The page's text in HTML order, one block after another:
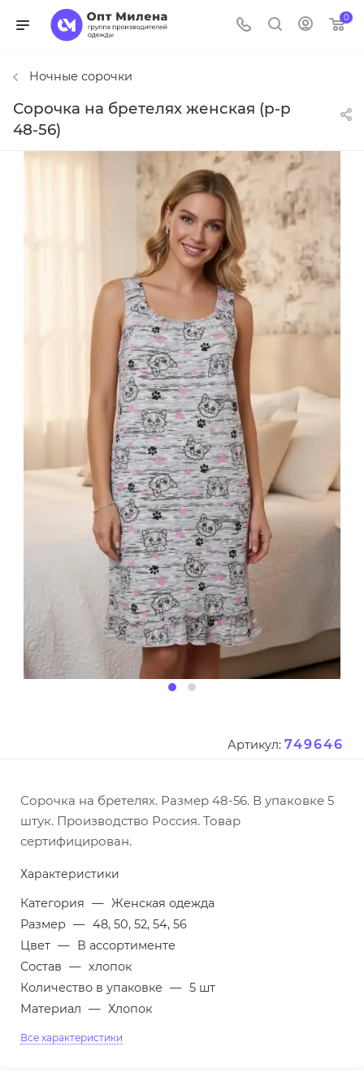
0
Ночные сорочки
Сорочка на бретелях женская (р-р
48-56)
Артикул: 749646
Сорочка на бретелях. Размер 48-56. В упаковке 5
штук. Производство Россия. Товар
сертифицирован.
Характеристики
Категория — Женская одежда
Размер — 48, 50, 52, 54, 56
Цвет — В ассортименте
Состав — хлопок
Количество в упаковке — 5 шт
Материал — Хлопок
Все характеристики